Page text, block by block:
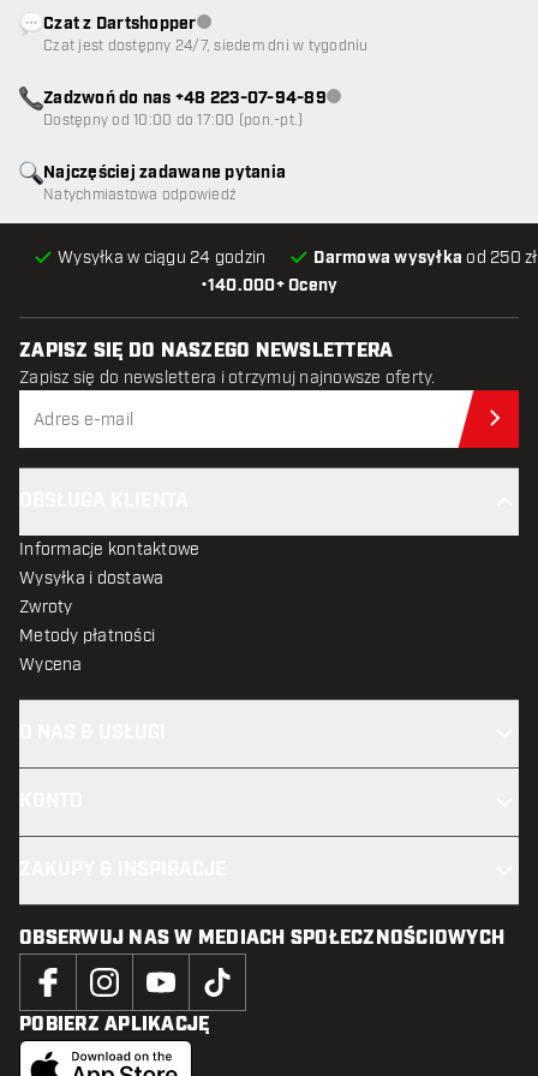
•140.000+ Oceny
Wysyłka w ciągu 24 godzin Darmowa wysyłka od 250
Najczęściej zadawane pytania
Natychmiastowa odpowiedź
Czat z DartshopperObsługa klienta niedostępna
Czat jest dostępny 24/7, siedem dni w tygodniu
Zadzwoń do nas +48 223-07-94-89Obsługa klienta niedostępna
Dostępny od 10:00 do 17:00 (pon.-pt.)
ZAPISZ SIĘ DO NASZEGO NEWSLETTERA
Zapisz się do newslettera i otrzymuj najnowsze oferty.
Informacje kontaktowe
Wysyłka i dostawa
Zwroty
Metody płatności
Wycena
OBSERWUJ NAS W MEDIACH SPOŁECZNOŚCIOWYCH
POBIERZ APLIKACJĘ